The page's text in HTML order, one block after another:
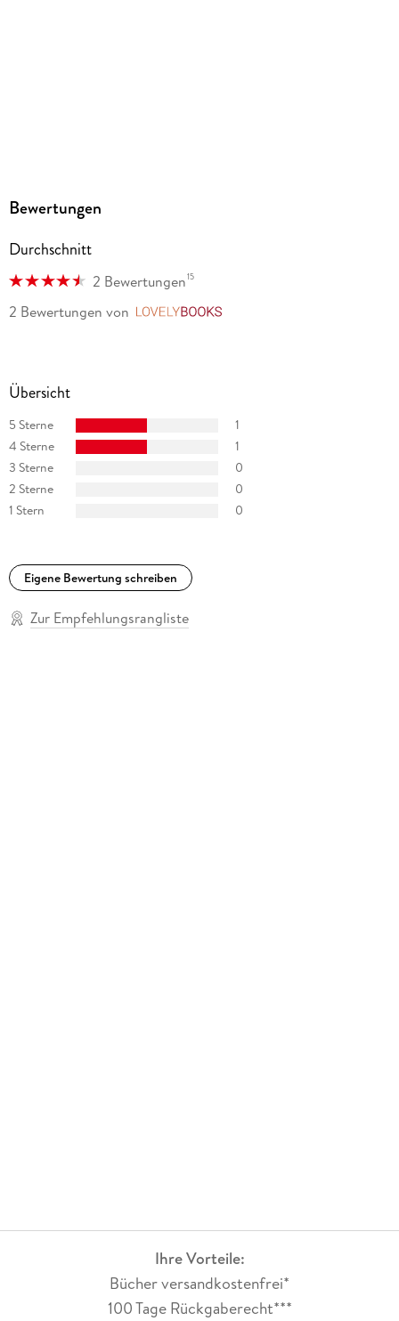
Bewertungen
Durchschnitt
2 Bewertungen15
2 Bewertungen von
Übersicht
5 Sterne
1
4 Sterne
1
3 Sterne
0
2 Sterne
0
1 Stern
0
Eigene Bewertung schreiben
Zur Empfehlungsrangliste
Ihre Vorteile:
Bücher versandkostenfrei*
100 Tage Rückgaberecht***